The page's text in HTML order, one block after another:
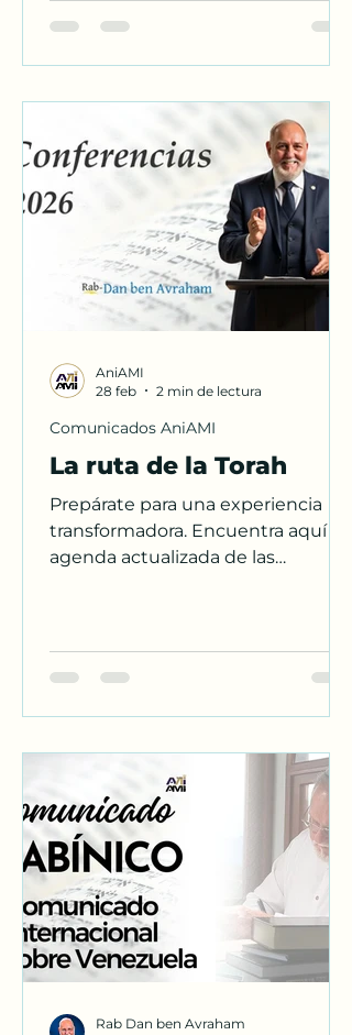
La ruta de la Torah
Prepárate para una experiencia
transformadora. Encuentra aquí la
agenda actualizada de las
Comunicados AniAMI
AniAMI
28 feb
2 min de lectura
Rab Dan ben Avraham